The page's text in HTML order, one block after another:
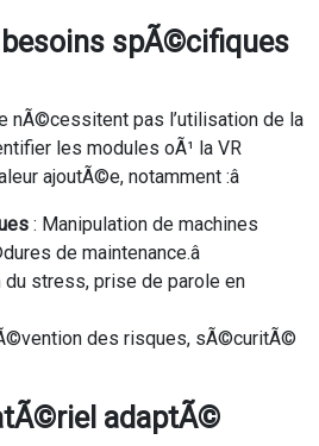
spÃ©cifiques
nÃ©cessitent pas l’utilisation de la
les modules oÃ¹ la VR
ajoutÃ©e, notamment :â
: Manipulation de machines
de maintenance.â
du stress, prise de parole en
des risques, sÃ©curitÃ©
adaptÃ©